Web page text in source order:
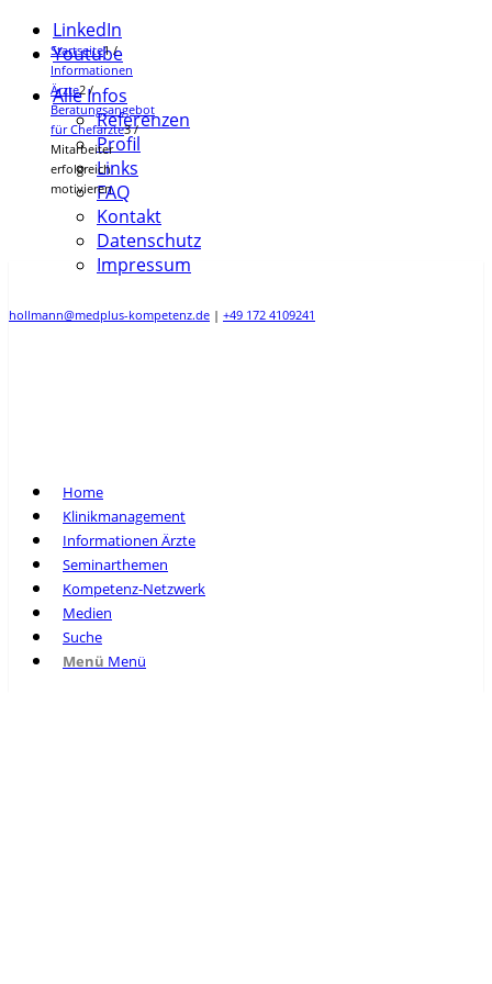
LinkedIn
Youtube
Alle Infos
Referenzen
Profil
Links
FAQ
Kontakt
Datenschutz
Impressum
hollmann@medplus-kompetenz.de | +49 172 4109241
Home
Klinikmanagement
Informationen Ärzte
Seminarthemen
Kompetenz-Netzwerk
Medien
Suche
Menü Menü
Startseite1 /
Informationen
Ärzte2 /
Beratungsangebot
für Chefärzte3 /
Mitarbeiter
erfolgreich
motivieren